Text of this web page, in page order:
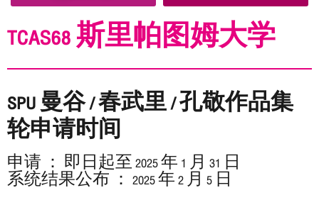
TCAS68 斯里帕图姆大学
SPU 曼谷 / 春武里 / 孔敬作品集
轮申请时间
申请 ： 即日起至 2025 年 1 月 31 日
系统结果公布 ： 2025 年 2 月 5 日